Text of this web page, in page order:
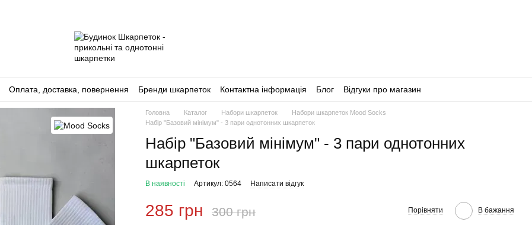
Оплата, доставка, повернення Бренди шкарпеток Контактна інформація Блог Відгуки про магазин
Головна Каталог Набори шкарпеток
Набори шкарпеток Mood Socks
Набір "Базовий мінімум" - 3 пари однотонних шкарпеток
Набір "Базовий мінімум" - 3 пари однотонних
шкарпеток
В наявності Артикул: 0564 Написати відгук
285 грн 300 грн Порівняти В бажання